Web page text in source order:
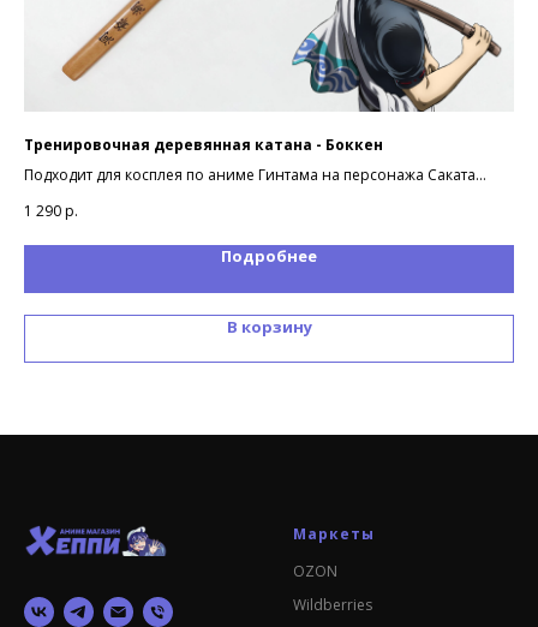
Тренировочная деревянная катана - Боккен
Подходит для косплея по аниме Гинтама на персонажа Саката
1 290р.
Подробнее
В корзину
Маркеты
OZON
Wildberries